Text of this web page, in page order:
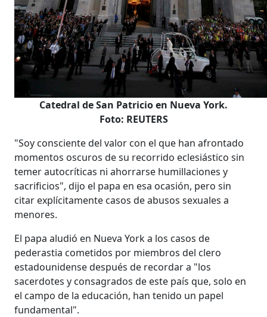
Catedral de San Patricio en Nueva York.
Foto: REUTERS
"Soy consciente del valor con el que han afrontado
momentos oscuros de su recorrido eclesiástico sin
temer autocríticas ni ahorrarse humillaciones y
sacrificios", dijo el papa en esa ocasión, pero sin
citar explícitamente casos de abusos sexuales a
menores.
El papa aludió en Nueva York a los casos de
pederastia cometidos por miembros del clero
estadounidense después de recordar a "los
sacerdotes y consagrados de este país que, solo en
el campo de la educación, han tenido un papel
fundamental".